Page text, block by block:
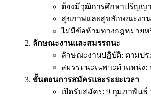
ต้องมีวุฒิการศึกษาปริญญา
สุขภาพและสุขลักษณะงาน
ไม่มีข้อห้ามทางกฎหมาย
ลักษณะงานและสมรรถนะ
ลักษณะงานปฏิบัติ: ตามปร
สมรรถนะเฉพาะตำแหน่ง:
ขั้นตอนการสมัครและระยะเวลา
เปิดรับสมัคร: 9 กุมภาพันธ์